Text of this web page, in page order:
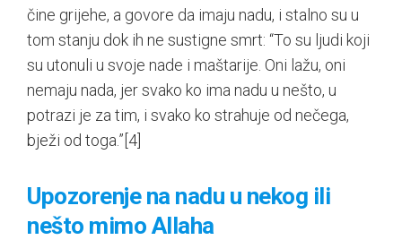
čine grijehe, a govore da imaju nadu, i stalno su u
tom stanju dok ih ne sustigne smrt: “To su ljudi koji
su utonuli u svoje nade i maštarije. Oni lažu, oni
nemaju nada, jer svako ko ima nadu u nešto, u
potrazi je za tim, i svako ko strahuje od nečega,
bježi od toga.”[4]
Upozorenje na nadu u nekog ili
nešto mimo Allaha